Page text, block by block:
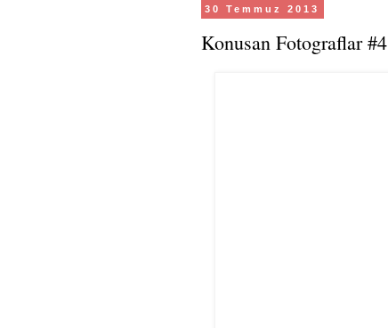
30 Temmuz 2013
Konusan Fotograflar #4